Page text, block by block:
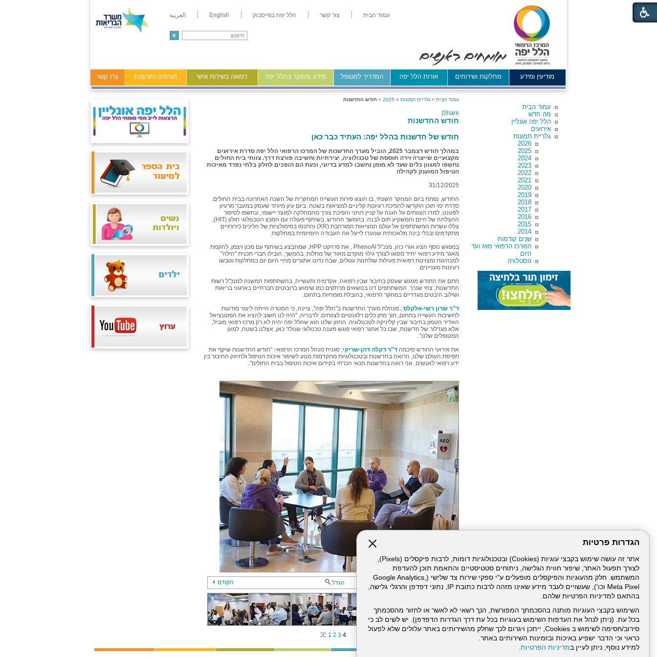
הגדרות פרטיות
אתר זה עושה שימוש בקבצי עוגיות (Cookies) ובטכנולוגיות דומות, לרבות פיקסלים (Pixels),
לצורך תפעול האתר, שיפור חווית הגלישה, ניתוחים סטטיסטיים והתאמת תוכן להעדפת
המשתמש. חלק מהעוגיות והפיקסלים מופעלים ע"י ספקי שירות צד שלישי (Google Analytics,
Meta Pixel וכו'), שעשויים לעבד מידע שאינו מזהה לרבות כתובת IP, נתוני דפדפן והרגלי גלישה,
בהתאם למדיניות הפרטיות שלהם.
השימוש בקבצי העוגיות מותנה בהסכמתך המפורשת, הנך רשאי לא לאשר או לחזור מהסכמתך
בכל עת. (ניתן לנהל את העדפות השימוש בעוגיות בכל עת דרך הגדרות הדפדפן). יש לשים לב כי
סירוב/חסימה לשימוש ב Cookies, ייתכן ויגרום לכך שחלק מהשירותים באתר עלולים שלא לפעול
כראוי וכי הדבר ישפיע באיכות ובזמינות השירותים באתר.
למידע נוסף, ניתן לעיין במדיניות הפרטיות.
עמוד הבית צור קשר הלל יפה בפייסבוק English العربية
מודיעין ומידע מחלקות ושירותים אודות הלל יפה המדריך למטופל מידע ומחקר בהלל יפה רפואה בשירות אישי תורמים ותרומות צרו קשר
עמוד הבית
מה חדש
הלל יפה אונליין
אירועים
גלריית תמונות
2026
2025
2024
2023
2022
2021
2020
2019
2018
2017
2016
2015
2014
שנים קודמות
המרכז הרפואי מאז ועד
היום
נוסטלגיה
עמוד הבית > גלריית תמונות >
2025
> חודש החדשנות
Share
חודש החדשנות
חודש של חדשנות בהלל יפה: העתיד כבר כאן
במהלך חודש דצמבר 2025, הוביל מערך החדשנות של המרכז הרפואי הלל יפה סדרת אירועים
מקצועיים שייצרה זירה תוססת של טכנולוגיה, יצירתיות וחשיבה פורצת דרך. צוותי בית החולים
נחשפו למגוון כלים שעד לא מזמן נחשבו למדע בדיוני, וכעת הם הופכים לחלק בלתי נפרד מאיכות
הטיפול המוענק לקהילה
31/12/2025
החודש, נפתח ביום המחקר השנתי, בו הוצגו פירות העשייה המחקרית של השנה האחרונה בבית החולים.
סדרת ימי תוכן הוקדשו להפיכת רעיונות קליניים למציאות בשטח. ביום עיון מיוחד שעסק במעבר מרעיון
לפטנט, למדו הצוותים על הגנה על קניין רוחני והפיכת צורך מהמחלקה למוצר יישומי, ונחשפו לסיפור
ההצלחה של היזם והמשקיע תום לבנה. בהמשך החודש, בשיתוף פעולה עם המכון הטכנולוגי חולון (HIT),
צללו עשרות המשתתפים אל עולם המציאות המורחבת (XR) והתנסו בסימולציות של הליכים כירורגיים
מתקדמים ובכלי בינה מלאכותית שנועדו לייעל את העבודה היומיומית במחלקות.
במפגש נוסף הציג אורי כהן, מנכ"ל PhenoAI , את פרויקט HPP, שמתבצע בשיתוף עם מכון ויצמן, להקמת
מאגר מידע רפואי יחיד מסוגו לצורך גילוי מוקדם מאוד של מחלות. בהמשך, הובילו חברי תכנית "הילה"
למנהיגות ומצוינות רפואית פעילות שולחנות עגולים, שבה נדונו אתגרים מחיי היום יום במחלקות וגובשו
רעיונות מעניינים.
חתם את החודש מפגש שעסק בחיבור שבין רפואה, אקדמיה ותעשייה, בהשתתפות המשנה למנכ"ל רשות
החדשנות, צחי שנרך. המשתתפים דנו בנושאים מרתקים כמו שימוש ברובוטים חברתיים בארגוני בריאות
ושילוב היבטים מגדריים במחקר הרפואי, בהובלת מומחיות בתחום.
ד"ר שרון רשי-אלקלס , מנהלת מערך החדשנות ב"הלל יפה", ציינה, כי המטרה הייתה ליצור מודעות
לחשיבות העשייה בתחום, תוך מתן כלים רלוונטיים לצוותים. לדבריה, "היה לנו חשוב להציג את הפוטנציאל
האדיר הטמון בחיבור שבין קליניקה לטכנולוגיה. החזון שלנו הוא שהלל יפה יהיה לא רק מרכז רפואי מוביל,
אלא מגדלור של חדשנות, שבו כל אתגר רפואי פוגש מענה טכנולוגי שנולד כאן, אצלנו בשטח, למען
המטופלים שלנו".
את אירועי החודש סיכמה ד"ר דקלה דהן-שריקי, סגנית מנהל המרכז הרפואי: "חודש החדשנות שיקף את
תפיסת העולם שלנו, הרואה בחדשנות ובטכנולוגיות מתקדמות מנוע לשיפור איכות הטיפול ולחיזוק החיבור בין
ידע רפואי לאנשים. אני רואה בחדשנות תנאי הכרחי בקידום איכות הטיפול בבית החולים".
הקודם הגדל
1 2 3 4